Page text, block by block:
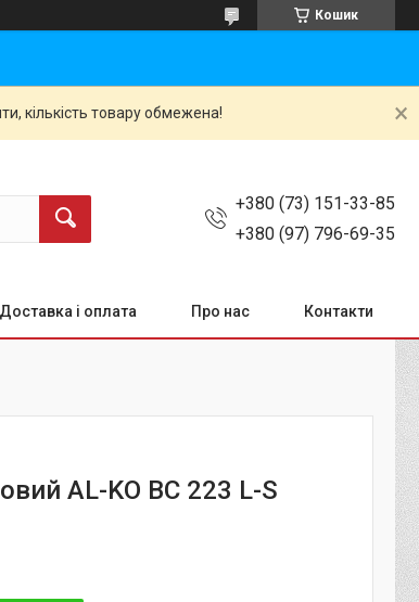
Кошик
кількість товару обмежена!
+380 (73) 151-33-85
+380 (97) 796-69-35
Доставка і оплата Про нас Контакти
AL-KO BC 223 L-S